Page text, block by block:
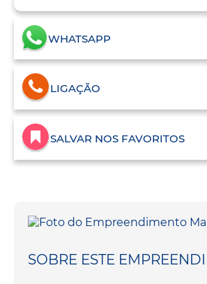
WHATSAPP
LIGAÇÃO
SALVAR NOS FAVORITOS
SOBRE ESTE